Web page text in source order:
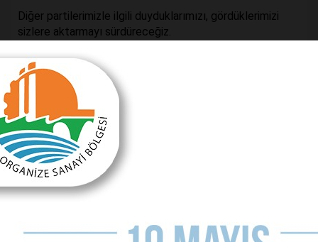
Diğer partilerimizle ilgili duyduklarımızı, gördüklerimizi
sizlere aktarmayı sürdüreceğiz.
Önceki Makale
Hazır olun!